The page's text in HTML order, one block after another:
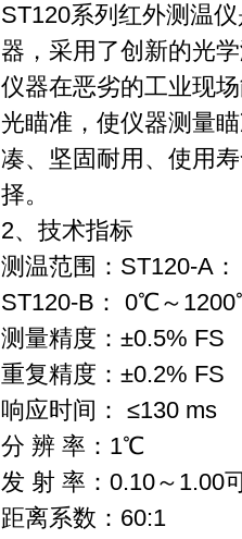
ST120系列红外测温
器，采用了创新的光
仪器在恶劣的工业现
光瞄准，使仪器测量
凑、坚固耐用、使用
择。
2、技术指标
测温范围：ST120-A
ST120-B： 0℃～
测量精度：±0.5%
重复精度：±0.2% FS
响应时间： ≤130 ms
分 辨 率：1℃
发 射 率：0.10～1.00
距离系数：60:1